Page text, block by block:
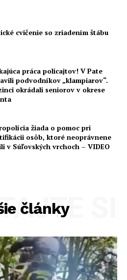
cvičenie so zriadením štábu
práca policajtov! V Pate
podvodníkov „klampiarov“.
okrádali seniorov v okrese
žiada o pomoc pri
osôb, ktoré neoprávnene
v Súľovských vrchoch – VIDEO
články SI